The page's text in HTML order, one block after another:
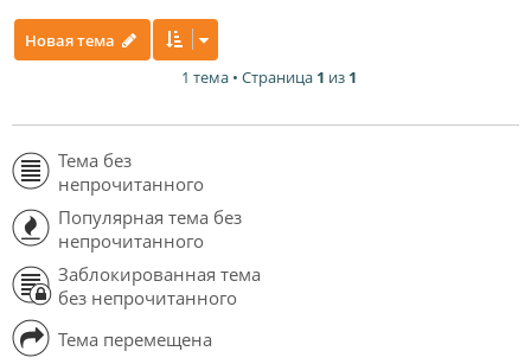
Новая тема
1 тема • Страница 1 из 1
Тема без
непрочитанного
Популярная тема без
непрочитанного
Заблокированная тема
без непрочитанного
Тема перемещена